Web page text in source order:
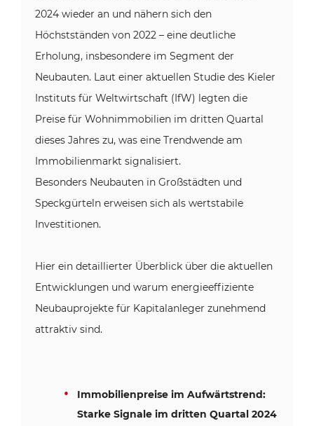
2024 wieder an und nähern sich den
Höchstständen von 2022 – eine deutliche
Erholung, insbesondere im Segment der
Neubauten. Laut einer aktuellen Studie des Kieler
Instituts für Weltwirtschaft (IfW) legten die
Preise für Wohnimmobilien im dritten Quartal
dieses Jahres zu, was eine Trendwende am
Immobilienmarkt signalisiert.
Besonders Neubauten in Großstädten und
Speckgürteln erweisen sich als wertstabile
Investitionen.
Hier ein detaillierter Überblick über die aktuellen
Entwicklungen und warum energieeffiziente
Neubauprojekte für Kapitalanleger zunehmend
attraktiv sind.
Immobilienpreise im Aufwärtstrend:
Starke Signale im dritten Quartal 2024